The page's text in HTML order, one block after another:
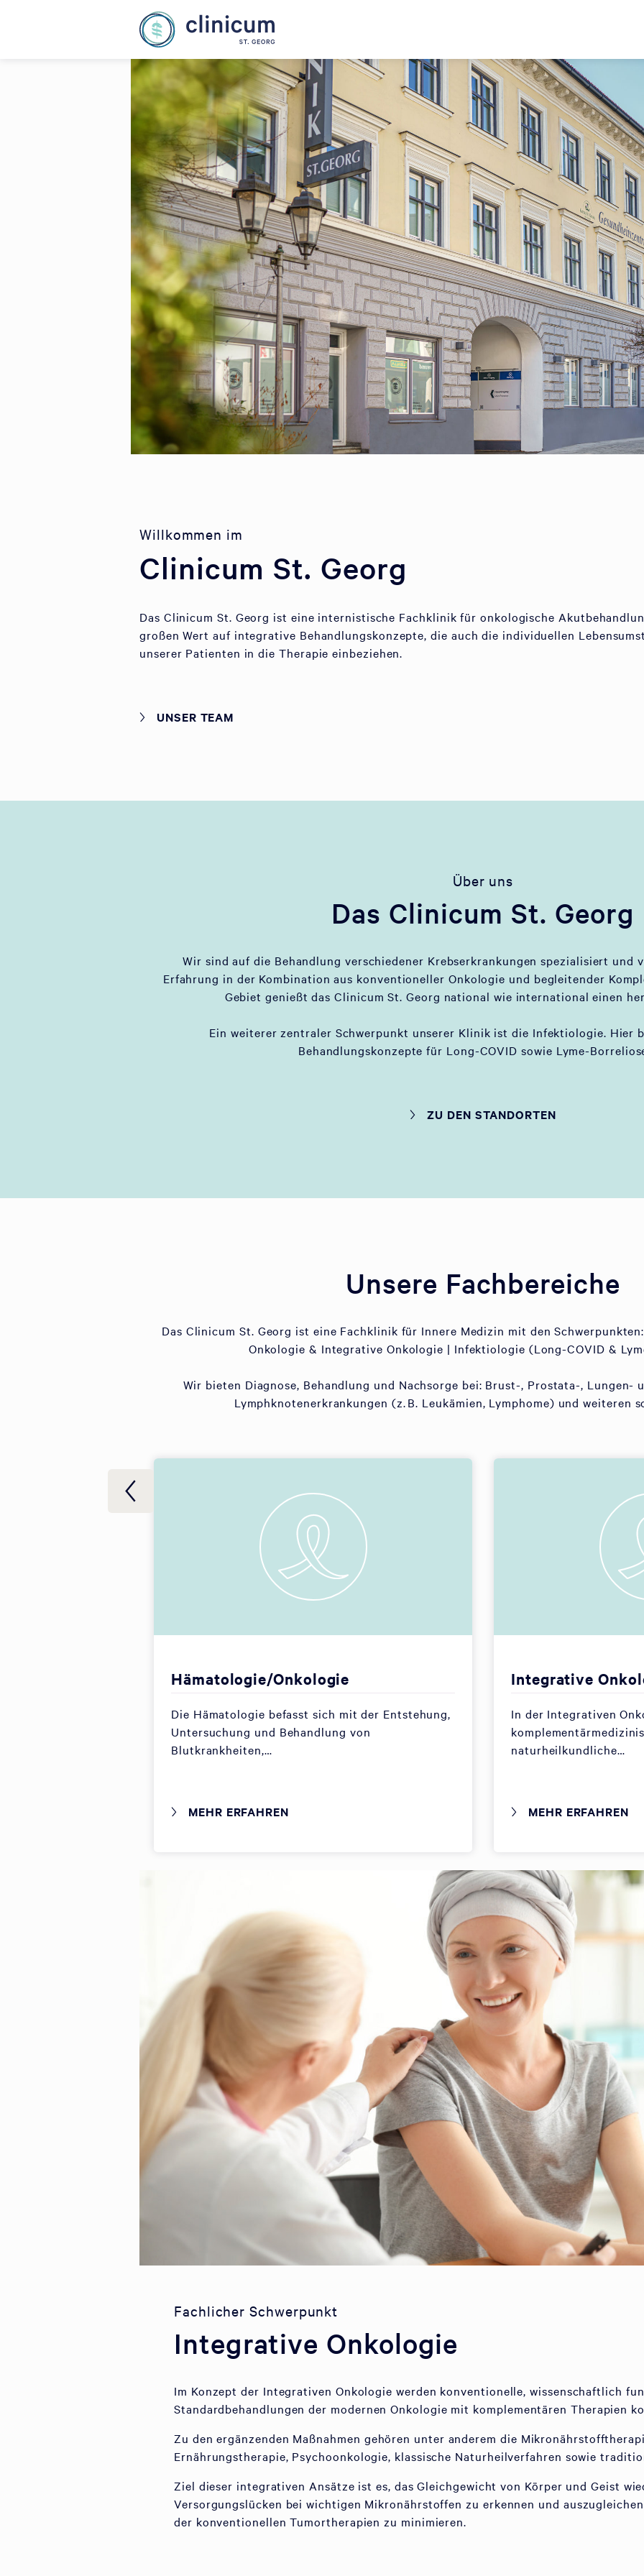
Willkommen im
Clinicum St. Georg
Das Clinicum St. Georg ist eine internistische Fachklinik für onkologische
großen Wert auf integrative Behandlungskonzepte, die auch die individuellen
unserer Patienten in die Therapie einbeziehen.
UNSER TEAM
Über uns
Das Clinicum St. Georg
Wir sind auf die Behandlung verschiedener Krebserkrankungen spezialisiert und
Erfahrung in der Kombination aus konventioneller Onkologie und begleitender
Gebiet genießt das Clinicum St. Georg national wie international einen
Ein weiterer zentraler Schwerpunkt unserer Klinik ist die Infektiologie. Hier
Behandlungskonzepte für Long-COVID sowie Lyme-
ZU DEN STANDORTEN
Unsere Fachbereiche
Das Clinicum St. Georg ist eine Fachklinik für Innere Medizin mit den
Onkologie & Integrative Onkologie | Infektiologie (Long-COVID &
Wir bieten Diagnose, Behandlung und Nachsorge bei: Brust-, Prostata-, Lungen-
Lymphknotenerkrankungen (z. B. Leukämien, Lymphome) und weiteren
Hämatologie/Onkologie
Die Hämatologie befasst sich mit der Entstehung,
Untersuchung und Behandlung von
Blutkrankheiten,…
MEHR ERFAHREN
Integrative
In der Integrativen
naturheilkundliche…
MEHR ERFAHREN
Fachlicher Schwerpunkt
Integrative Onkologie
Im Konzept der Integrativen Onkologie werden konventionelle, wissenschaftlich
Standardbehandlungen der modernen Onkologie mit komplementären Therapien
Zu den ergänzenden Maßnahmen gehören unter anderem die
Ernährungstherapie, Psychoonkologie, klassische Naturheilverfahren sowie
Ziel dieser integrativen Ansätze ist es, das Gleichgewicht von Körper und Geist
Versorgungslücken bei wichtigen Mikronährstoffen zu erkennen und
der konventionellen Tumortherapien zu minimieren.